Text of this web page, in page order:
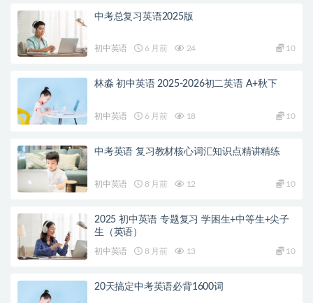
中考总复习英语2025版
初中英语 6 月前 24 10
林淼 初中英语 2025-2026初二英语 A+秋下
初中英语 6 月前 18 10
中考英语 复习教材核心词汇知识点精讲精练
初中英语 8 月前 12 10
2025 初中英语 专题复习 学困生+中等生+尖子
生（英语）
初中英语 8 月前 13 10
20天搞定中考英语必背1600词